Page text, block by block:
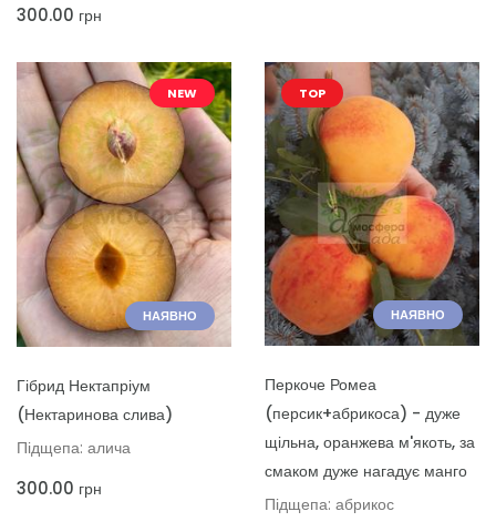
300.00 грн
NEW
НАЯВНО
ДОДАТИ ДО КОШИКА
Гібрид Нектапріум
(Нектаринова слива)
Підщепа: алича
300.00 грн
НАЯВНО
TOP
Перкоче Ромеа
(персик+абрикоса) - дуже
щільна, оранжева м'якоть, за
смаком дуже нагадує манго
Підщепа: абрикос